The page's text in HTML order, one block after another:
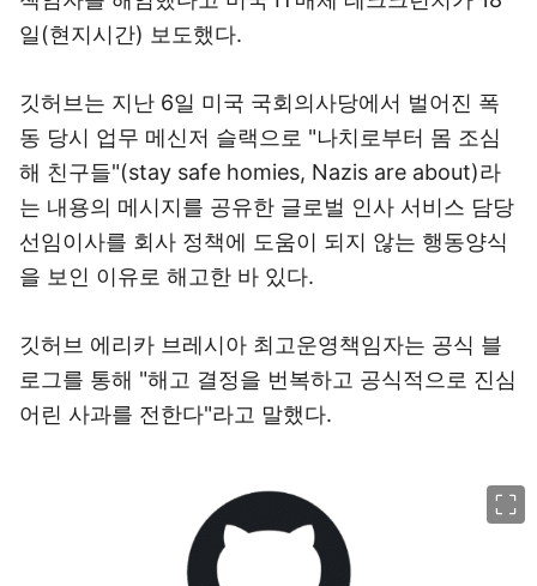
일(현지시간) 보도했다.
깃허브는 지난 6일 미국 국회의사당에서 벌어진 폭
동 당시 업무 메신저 슬랙으로 "나치로부터 몸 조심
해 친구들"(stay safe homies, Nazis are about)라
는 내용의 메시지를 공유한 글로벌 인사 서비스 담당
선임이사를 회사 정책에 도움이 되지 않는 행동양식
을 보인 이유로 해고한 바 있다.
깃허브 에리카 브레시아 최고운영책임자는 공식 블
로그를 통해 "해고 결정을 번복하고 공식적으로 진심
어린 사과를 전한다"라고 말했다.